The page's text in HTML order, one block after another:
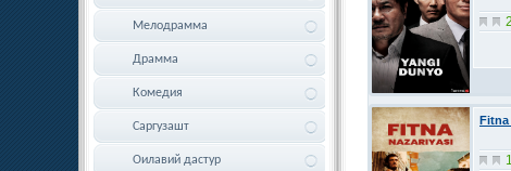
Fitna
Мелодрамма
Драмма
Комедия
Саргузашт
Оилавий дастур